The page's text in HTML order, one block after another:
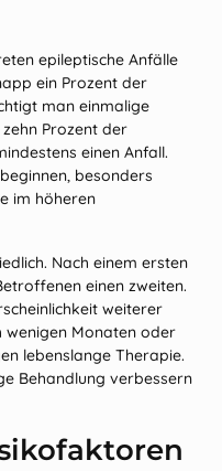
epileptische Anfälle
ein Prozent der
man einmalige
Prozent der
einen Anfall.
besonders
im höheren
Nach einem ersten
einen zweiten.
weiterer
wenigen Monaten oder
lebenslange Therapie.
Behandlung verbessern